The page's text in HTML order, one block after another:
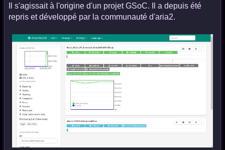
Il s'agissait à l'origine d'un projet GSoC. Il a depuis été
repris et développé par la communauté d'aria2.